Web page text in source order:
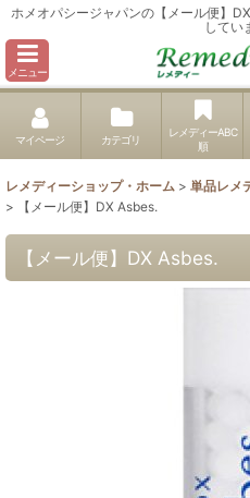
ホメオパシージャパンの【メール便】
してい
メニュー
マイページ カテゴリ
レメディーABC
順
レメディーショップ・ホーム > 単品レメ
>
【メール便】DX Asbes.
【メール便】DX Asbes.